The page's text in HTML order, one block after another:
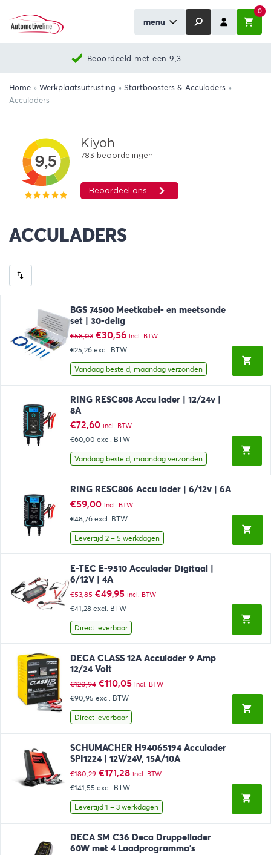
menu
0
Beoordeeld met een 9,3
Home » Werkplaatsuitrusting » Startboosters & Acculaders »
Acculaders
ACCULADERS
BGS 74500 Meetkabel- en meetsonde
set | 30-delig
€58,03 Oorspronkelijke
prijs
was:
€58,03.
€30,56Huidige
prijs
is:
€30,56.
incl. BTW
€25,26 excl. BTW
Vandaag besteld, maandag verzonden
RING RESC808 Accu lader | 12/24v |
8A
€72,60 incl. BTW
€60,00 excl. BTW
Vandaag besteld, maandag verzonden
RING RESC806 Accu lader | 6/12v | 6A
€59,00 incl. BTW
€48,76 excl. BTW
Levertijd 2 – 5 werkdagen
E-TEC E-9510 Acculader Digitaal |
6/12V | 4A
€53,85 Oorspronkelijke
prijs
was:
€53,85.
€49,95Huidige
prijs
is:
€49,95.
incl. BTW
€41,28 excl. BTW
Direct leverbaar
DECA CLASS 12A Acculader 9 Amp
12/24 Volt
€120,94 Oorspronkelijke
prijs
was:
€120,94.
€110,05Huidige
€110,05.
incl. BTW
€90,95 excl. BTW
Direct leverbaar
SCHUMACHER H94065194 Acculader
SPI1224 | 12V/24V, 15A/10A
€180,29 Oorspronkelijke
prijs
was:
€180,29.
€171,28Huidige
prijs
is:
€171,28.
incl. BTW
€141,55 excl. BTW
Levertijd 1 – 3 werkdagen
DECA SM C36 Deca Druppellader
60W met 4 Laadprogramma’s